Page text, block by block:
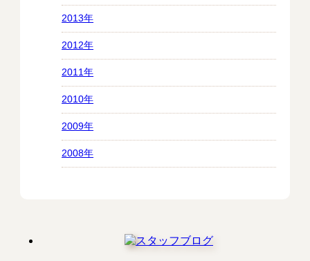
2013年
2012年
2011年
2010年
2009年
2008年